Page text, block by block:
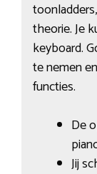
theorie. Je
keyboard.
te nemen
functies.
De
Jij